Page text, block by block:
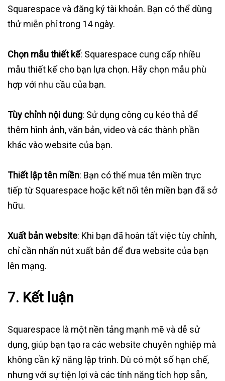
Squarespace và đăng ký tài khoản. Bạn có thể dùng
thử miễn phí trong 14 ngày.
Chọn mẫu thiết kế: Squarespace cung cấp nhiều
mẫu thiết kế cho bạn lựa chọn. Hãy chọn mẫu phù
hợp với nhu cầu của bạn.
Tùy chỉnh nội dung: Sử dụng công cụ kéo thả để
thêm hình ảnh, văn bản, video và các thành phần
khác vào website của bạn.
Thiết lập tên miền: Bạn có thể mua tên miền trực
tiếp từ Squarespace hoặc kết nối tên miền bạn đã sở
hữu.
Xuất bản website: Khi bạn đã hoàn tất việc tùy chỉnh,
chỉ cần nhấn nút xuất bản để đưa website của bạn
lên mạng.
7. Kết luận
Squarespace là một nền tảng mạnh mẽ và dễ sử
dụng, giúp bạn tạo ra các website chuyên nghiệp mà
không cần kỹ năng lập trình. Dù có một số hạn chế,
nhưng với sự tiện lợi và các tính năng tích hợp sẵn,